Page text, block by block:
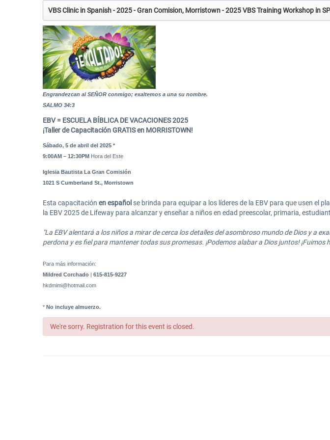
VBS Clinic in Spanish - 2025 - Gran Comision, Morristown - 2025 VBS Training Workshop in
Engrandezcan al SEÑOR conmigo; exaltemos a una su nombre.
SALMO 34:3
EBV = ESCUELA BÍBLICA DE VACACIONES 2025
¡Taller deCapacitación GRATIS en MORRISTOWN!
Sábado, 5 de abril del 2025 *
9:00AM – 12:30PM Hora del Este
Iglesia Bautista La Gran Comisión
1021 S Cumberland St., Morristown
Esta capacitación en español se brinda para equipar a los líderes de la EBV para que usen el
la EBV 2025 de Lifeway para alcanzar y enseñar a niños en edad preescolar, primaria,
"La EBV alentará a los niños a mirar de cerca los detalles del asombroso mundo de Dios y a
perdona y es fiel para mantener todas sus promesas. ¡Podemos alabar a Dios juntos!
Para más información:
Mildred Corchado
615-815-9227
hkdmimi@hotmail.com
* No incluye almuerzo.
We're sorry. Registration for this event is closed.